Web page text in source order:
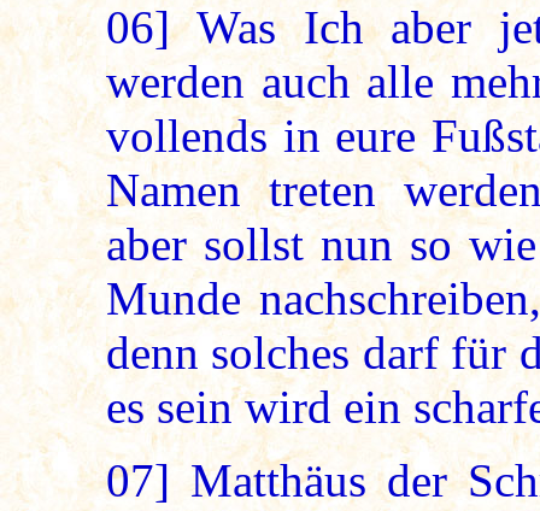
06]Was Ich aber
werden auch alle
vollends in eure
Namen treten
aber sollst nun so
Munde
denn solches darf für
es sein wird ein
07] Matthäus der